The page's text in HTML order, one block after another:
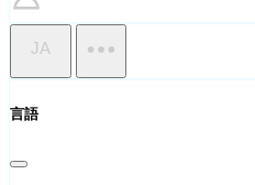
JA
言語